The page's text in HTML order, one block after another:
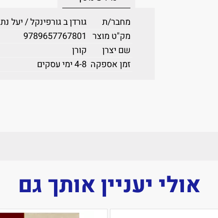
מחבר/ת
גורדן ב גורפינקל / יעל
מק"ט מוצר 9789657767801
שם יצרן
קורן
זמן אספקה 4-8 ימי עסקים
אולי יעניין אותך גם